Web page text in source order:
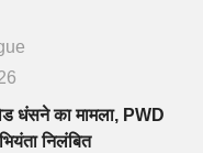
धंसने का मामला, PWD
निलंबित